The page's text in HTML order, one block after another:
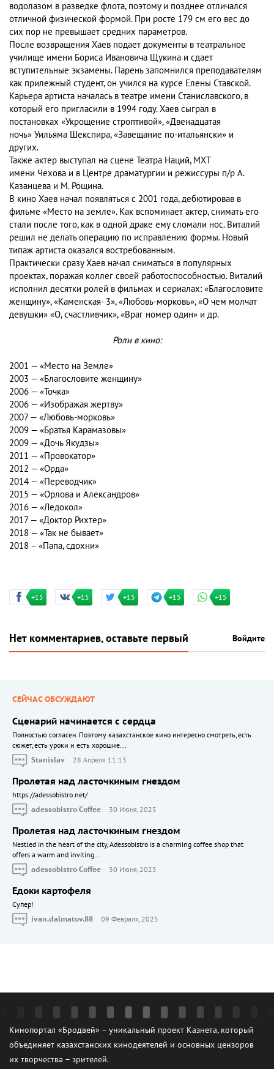
водолазом в разведке флота, поэтому и позднее отличался
отличной физической формой. При росте 179 см его вес до
сих пор не превышает средних параметров.
После возвращения Хаев подает документы в театральное
училище имени Бориса Ивановича Щукина и сдает
вступительные экзамены. Парень запомнился преподавателям
как прилежный студент, он учился на курсе Елены Ставской.
Карьера артиста началась в театре имени Станиславского, в
который его пригласили в 1994 году. Хаев сыграл в
постановках «Укрощение строптивой», «Двенадцатая
ночь» Уильяма Шекспира, «Завещание по-итальянски» и
других.
Также актер выступал на сцене Театра Наций, МХТ
имени Чехова и в Центре драматургии и режиссуры п/р А.
Казанцева и М. Рощина.
В кино Хаев начал появляться с 2001 года, дебютировав в
фильме «Место на земле». Как вспоминает актер, снимать его
стали после того, как в одной драке ему сломали нос. Виталий
решил не делать операцию по исправлению формы. Новый
типаж артиста оказался востребованным.
Практически сразу Хаев начал сниматься в популярных
проектах, поражая коллег своей работоспособностью. Виталий
исполнил десятки ролей в фильмах и сериалах: «Благословите
женщину», «Каменская- 3», «Любовь-морковь», «О чем молчат
девушки» «О, счастливчик», «Враг номер один» и др.
Роли в кино:
2001 — «Место на Земле»
2003 — «Благословите женщину»
2006 — «Точка»
2006 — «Изображая жертву»
2007 — «Любовь-морковь»
2009 — «Братья Карамазовы»
2009 — «Дочь Якудзы»
2011 — «Провокатор»
2012 — «Орда»
2014 — «Переводчик»
2015 — «Орлова и Александров»
2016 — «Ледокол»
2017 — «Доктор Рихтер»
2018 — «Так не бывает»
2018 – «Папа, сдохни»
+15 +15 +15 +15 +15
Нет комментариев, оставьте первый Войдите
СЕЙЧАС ОБСУЖДАЮТ
Сценарий начинается с сердца
Полностью согласен. Поэтому казахстанское кино интересно смотреть, есть
сюжет, есть уроки и есть хорошие...
Stanislav
28 Апреля 11:13
Пролетая над ласточкиным гнездом
https://adessobistro.net/
adessobistro Coffee
30 Июня, 2025
Пролетая над ласточкиным гнездом
Nestled in the heart of the city, Adessobistro is a charming coffee shop that
offers a warm and inviting...
adessobistro Coffee
30 Июня, 2025
Едоки картофеля
Cупер!
ivan.dalmatov.88
09 Февраля, 2025
Кинопортал «Бродвей» – уникальный проект Казнета, который
объединяет казахстанских кинодеятелей и основных цензоров
их творчества – зрителей.